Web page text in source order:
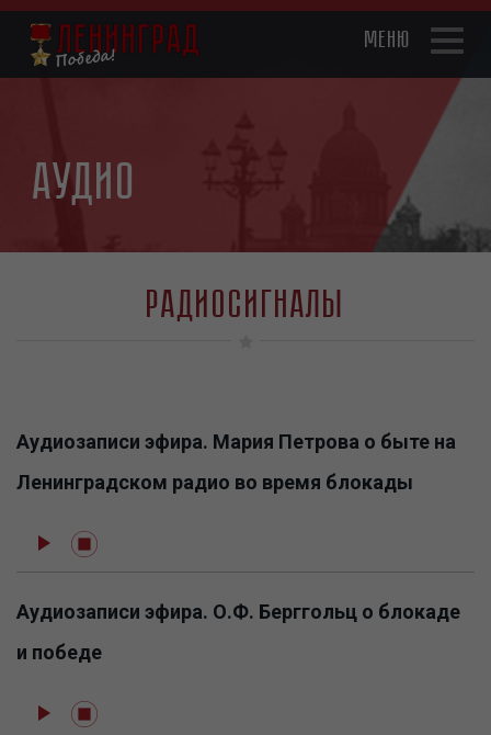
Перейти
основному
содержанию
Аудио
Радиосигналы
Аудиозаписи эфира. Мария Петрова о быте на
Ленинградском радио во время блокады
Аудиозаписи эфира. О.Ф. Берггольц о блокаде
и победе